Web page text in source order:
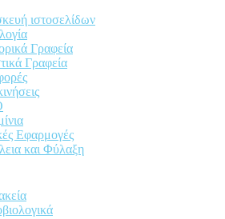
ιστοσελίδων
Γραφεία
Γραφεία
Εφαρμογές
και Φύλαξη